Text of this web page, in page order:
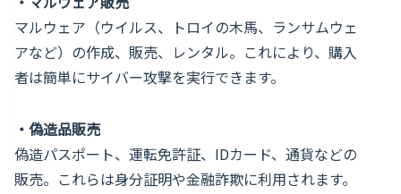
マルウェア（ウイルス、トロイの木馬、ランサムウェ
アなど）の作成、販売、レンタル。これにより、購入
者は簡単にサイバー攻撃を実行できます。
・ 偽造品販売
偽造パスポート、運転免許証、IDカード、通貨などの
販売。これらは身分証明や金融詐欺に利用されます。